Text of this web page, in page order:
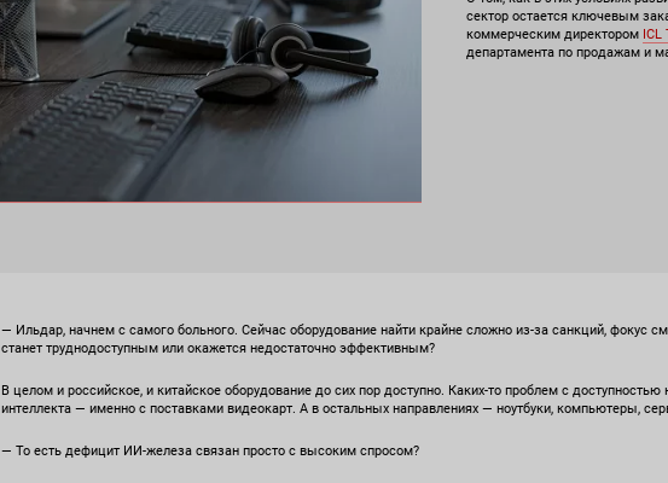
сектор остается ключевым
коммерческим директором ICL
департамента по продажам и
— Ильдар, начнем с самого больного. Сейчас оборудование найти крайне сложно из-за санкций, фокус
станет труднодоступным или окажется недостаточно эффективным?
В целом и российское, и китайское оборудование до сих пор доступно. Каких-то проблем с
интеллекта — именно с поставками видеокарт. А в остальных направлениях — ноутбуки, компьютеры,
— То есть дефицит ИИ-железа связан просто с высоким спросом?